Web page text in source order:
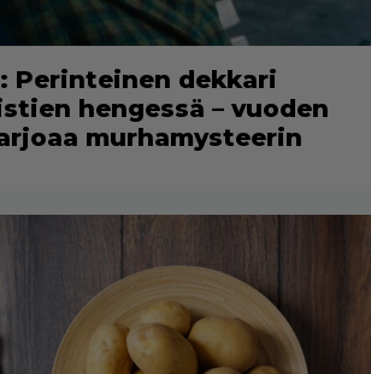
Perinteinen dekkari
hengessä – vuoden
murhamysteerin